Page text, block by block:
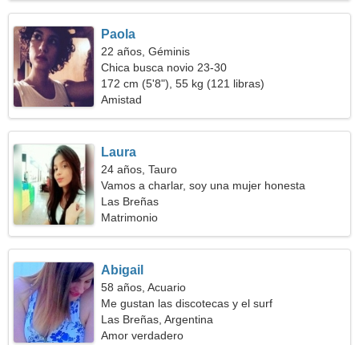
Paola
22 años, Géminis
Chica busca novio 23-30
172 cm (5'8"), 55 kg (121 libras)
Amistad
Laura
24 años, Tauro
Vamos a charlar, soy una mujer honesta
Las Breñas
Matrimonio
Abigail
58 años, Acuario
Me gustan las discotecas y el surf
Las Breñas, Argentina
Amor verdadero